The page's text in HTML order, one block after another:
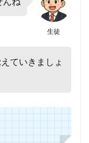
生徒
ていきましょ